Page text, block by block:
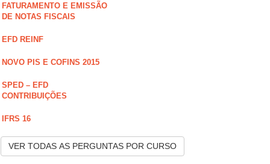
FATURAMENTO E EMISSÃO
DE NOTAS FISCAIS
EFD REINF
NOVO PIS E COFINS 2015
SPED – EFD
CONTRIBUIÇÕES
IFRS 16
VER TODAS AS PERGUNTAS POR CURSO